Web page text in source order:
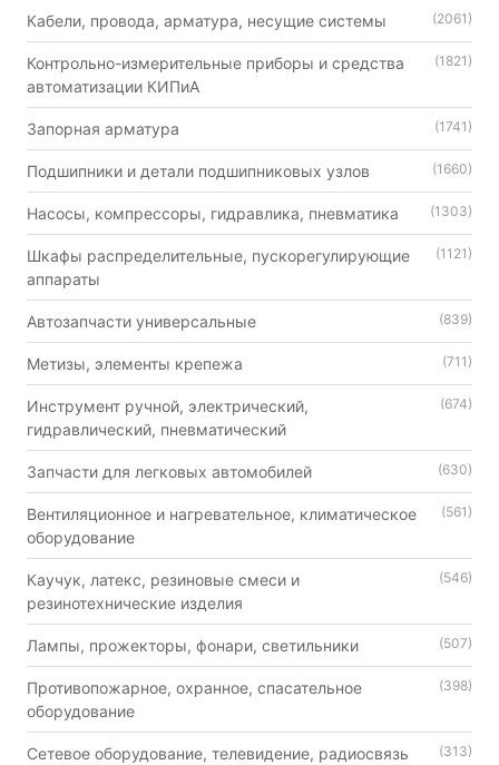
Кабели, провода, арматура, несущие системы (2061)
Контрольно-измерительные приборы и средства
автоматизации КИПиА
(1821)
Запорная арматура (1741)
Подшипники и детали подшипниковых узлов (1660)
Насосы, компрессоры, гидравлика, пневматика (1303)
Шкафы распределительные, пускорегулирующие
аппараты
(1121)
Автозапчасти универсальные (839)
Метизы, элементы крепежа (711)
Инструмент ручной, электрический,
гидравлический, пневматический
(674)
Запчасти для легковых автомобилей (630)
Вентиляционное и нагревательное, климатическое
оборудование
(561)
Каучук, латекс, резиновые смеси и
резинотехнические изделия
(546)
Лампы, прожекторы, фонари, светильники (507)
Противопожарное, охранное, спасательное
оборудование
(398)
Сетевое оборудование, телевидение, радиосвязь (313)